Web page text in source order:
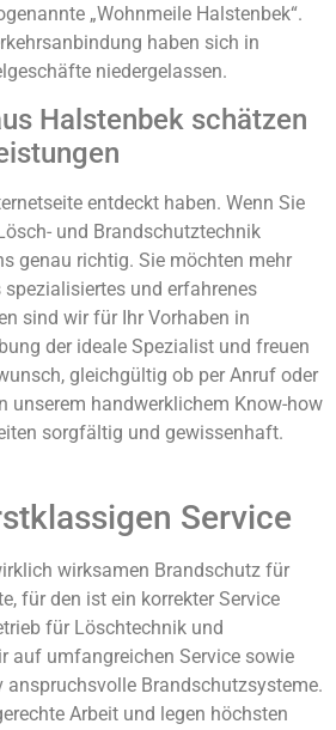
„Wohnmeile Halstenbek“.
haben sich in
niedergelassen.
Halstenbek schätzen
entdeckt haben. Wenn Sie
und Brandschutztechnik
genau richtig. Sie möchten mehr
und erfahrenes
sind wir für Ihr Vorhaben in
der ideale Spezialist und freuen
gleichgültig ob per Anruf oder
unserem handwerklichem Know-how
sorgfältig und gewissenhaft.
Service
wirksamen Brandschutz für
für den ist ein korrekter Service
für Löschtechnik und
auf umfangreichen Service sowie
Brandschutzsysteme.
Arbeit und legen höchsten